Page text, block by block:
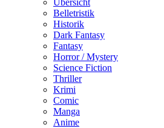
Belletristik
Historik
Dark Fantasy
Fantasy
Horror / Mystery
Science Fiction
Thriller
Krimi
Comic
Manga
Anime